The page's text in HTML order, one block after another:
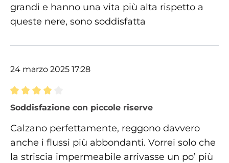
grandi e hanno una vita più alta rispetto a
queste nere, sono soddisfatta
24 marzo 2025 17:28
Recensione con valutazione di 4 su 5 stelle
Soddisfazione con piccole riserve
Calzano perfettamente, reggono davvero
anche i flussi più abbondanti. Vorrei solo che
la striscia impermeabile arrivasse un po’ più